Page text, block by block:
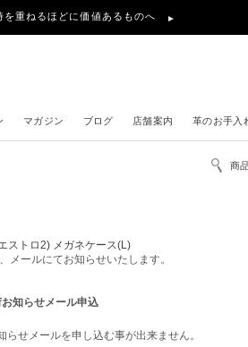
を重ねるほどに価値あるものへ
マガジン ブログ 店舗案内 革のお手入
商
ストロ2) メガネケース(L)
メールにてお知らせいたします。
お知らせメール申込
せメールを申し込む事が出来ません。